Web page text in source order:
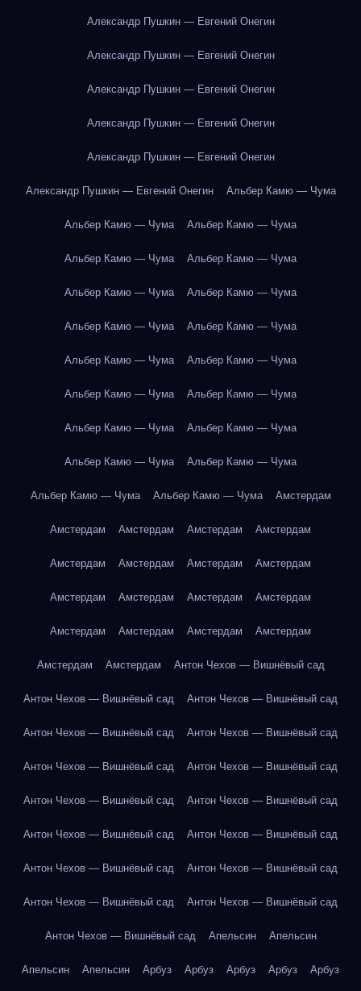
Александр Пушкин — Евгений Онегин
Александр Пушкин — Евгений Онегин
Александр Пушкин — Евгений Онегин
Александр Пушкин — Евгений Онегин
Александр Пушкин — Евгений Онегин
Александр Пушкин — Евгений Онегин Альбер Камю — Чума
Альбер Камю — Чума Альбер Камю — Чума
Альбер Камю — Чума Альбер Камю — Чума
Альбер Камю — Чума Альбер Камю — Чума
Альбер Камю — Чума Альбер Камю — Чума
Альбер Камю — Чума Альбер Камю — Чума
Альбер Камю — Чума Альбер Камю — Чума
Альбер Камю — Чума Альбер Камю — Чума
Альбер Камю — Чума Альбер Камю — Чума
Альбер Камю — Чума Альбер Камю — Чума Амстердам
Амстердам Амстердам Амстердам Амстердам
Амстердам Амстердам Амстердам Амстердам
Амстердам Амстердам Амстердам Амстердам
Амстердам Амстердам Амстердам Амстердам
Амстердам Амстердам Антон Чехов — Вишнёвый сад
Антон Чехов — Вишнёвый сад Антон Чехов — Вишнёвый сад
Антон Чехов — Вишнёвый сад Антон Чехов — Вишнёвый сад
Антон Чехов — Вишнёвый сад Антон Чехов — Вишнёвый сад
Антон Чехов — Вишнёвый сад Антон Чехов — Вишнёвый сад
Антон Чехов — Вишнёвый сад Антон Чехов — Вишнёвый сад
Антон Чехов — Вишнёвый сад Антон Чехов — Вишнёвый сад
Антон Чехов — Вишнёвый сад Антон Чехов — Вишнёвый сад
Антон Чехов — Вишнёвый сад Апельсин Апельсин
Апельсин Апельсин Арбуз Арбуз Арбуз Арбуз Арбуз